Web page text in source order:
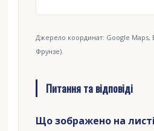
Джерело координат: Google Maps,
Фрунзе).
Питання та відповіді
Що зображено на